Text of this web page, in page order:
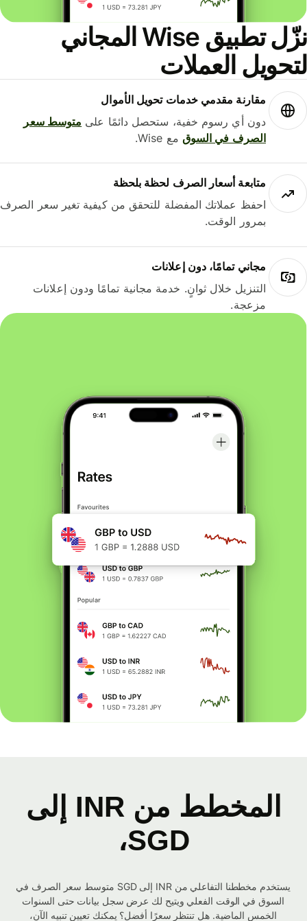
نزّل تطبيق Wise المجاني
العملات
مقارنة مقدمي خدمات تحويل الأموال
دون أي رسوم خفية، ستحصل دائمًا علىمتوسط ​​سعر
الصرف في السوقمع Wise.
متابعة أسعار الصرف لحظة بلحظة
احفظ عملاتك المفضلة للتحقق من كيفية تغير سعر الصرف
بمرور الوقت.
مجاني تمامًا، دون إعلانات
التنزيل خلال ثوانٍ. خدمة مجانية تمامًا ودون إعلانات
مزعجة.
المخطط من INR إلى
SGD،
يستخدم مخططنا التفاعلي من INR إلى SGD متوسط ​​سعر الصرف في
السوق في الوقت الفعلي ويتيح لك عرض سجل بيانات حتى السنوات
الخمس الماضية. هل تنتظر سعرًا أفضل؟ يمكنك تعيين تنبيه الآن،